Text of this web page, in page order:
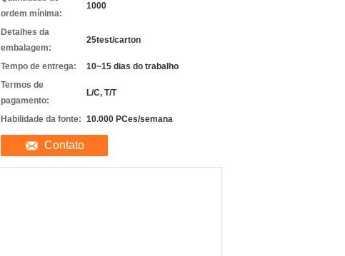
ordem mínima:
1000
Detalhes da
embalagem:
25test/carton
Tempo de entrega:
10~15 dias do trabalho
Termos de
pagamento:
L/C, T/T
Habilidade da fonte: 10.000 PCes/semana
Contato